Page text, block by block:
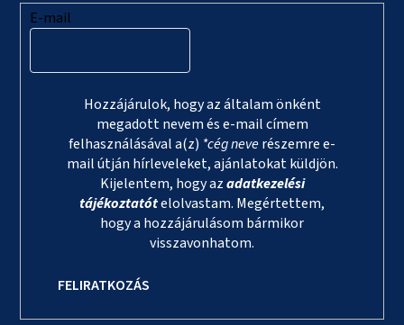
E-mail
Hozzájárulok, hogy az általam önként
megadott nevem és e-mail címem
felhasználásával a(z) *cég neverészemre e-
mail útján hírleveleket, ajánlatokat küldjön.
Kijelentem, hogy azadatkezelési
tájékoztatótelolvastam. Megértettem,
hogy a hozzájárulásom bármikor
visszavonhatom.
FELIRATKOZÁS